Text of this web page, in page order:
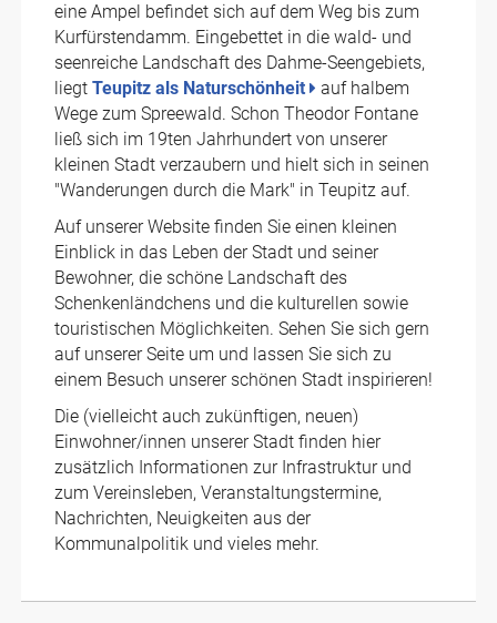
eine Ampel befindet sich auf dem Weg bis zum
Kurfürstendamm. Eingebettet in die wald- und
seenreiche Landschaft des Dahme-Seengebiets,
liegtTeupitz als Naturschönheit auf halbem
Wege zum Spreewald. Schon Theodor Fontane
ließ sich im 19ten Jahrhundert von unserer
kleinen Stadt verzaubern und hielt sich in seinen
"Wanderungen durch die Mark" in Teupitz auf.
Auf unserer Website finden Sie einen kleinen
Einblick in das Leben der Stadt und seiner
Bewohner, die schöne Landschaft des
Schenkenländchens und die kulturellen sowie
touristischen Möglichkeiten. Sehen Sie sich gern
auf unserer Seite um und lassen Sie sich zu
einem Besuch unserer schönen Stadt inspirieren!
Die (vielleicht auch zukünftigen, neuen)
Einwohner/innen unserer Stadt finden hier
zusätzlich Informationen zur Infrastruktur und
zum Vereinsleben, Veranstaltungstermine,
Nachrichten, Neuigkeiten aus der
Kommunalpolitik und vieles mehr.